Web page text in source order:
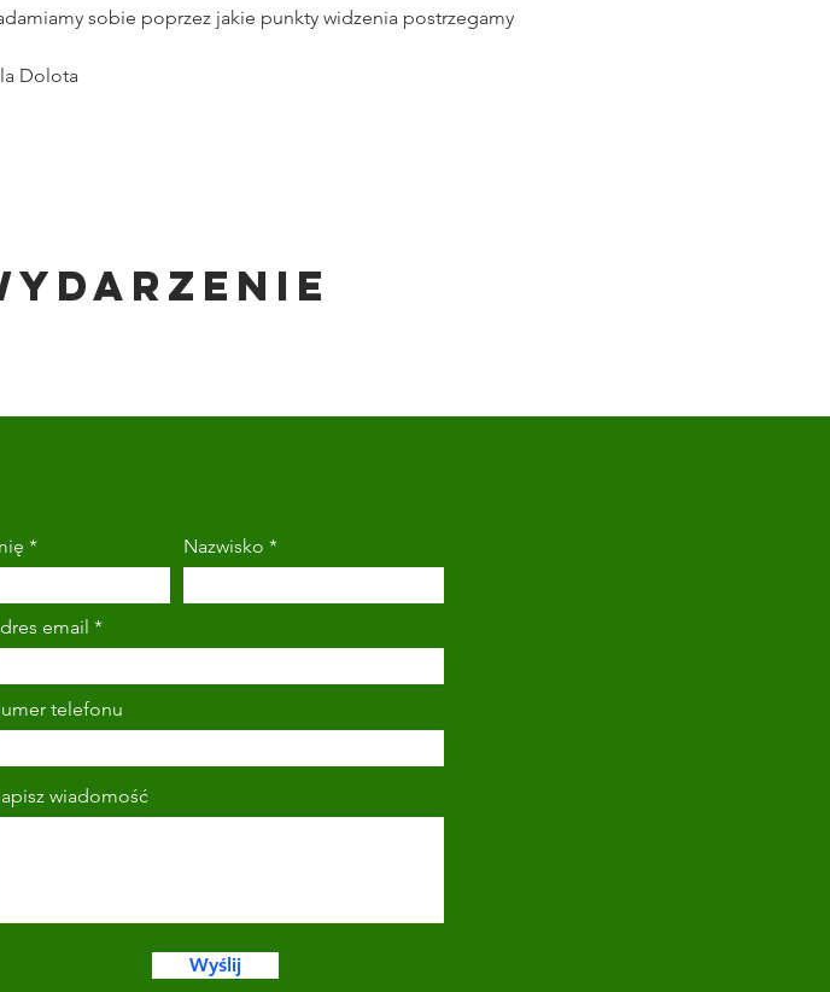
sobie poprzez jakie punkty widzenia postrzegamy
Dolota
Nazwisko
email
telefonu
wiadomość
Wyślij